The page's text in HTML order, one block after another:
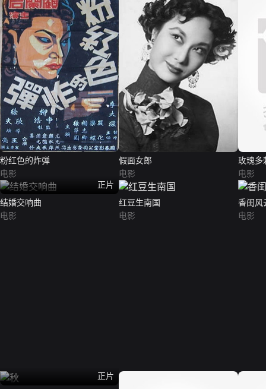
粉红色的炸弹
电影
假面女郎
电影
玫瑰多
电影
正片
结婚交响曲
电影
红豆生南国
电影
香闺风
电影
正片